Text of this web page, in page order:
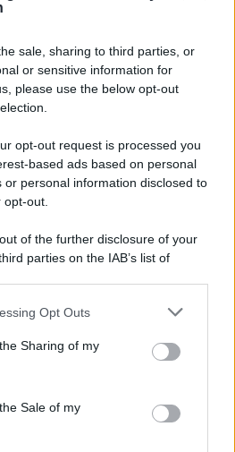
sale, sharing to third parties, or
or sensitive information for
please use the below opt-out
opt-out request is processed you
based ads based on personal
or personal information disclosed to
out.
of the further disclosure of your
parties on the IAB’s list of
be disclosed by us to third parties
parties.
app uses one or more Google
and store information including but
usage behaviour. You may click to
and its third-party tags to
Opt Outs
Sharing of my
Sale of my
EBOOK
– B
– C
D
– E
F